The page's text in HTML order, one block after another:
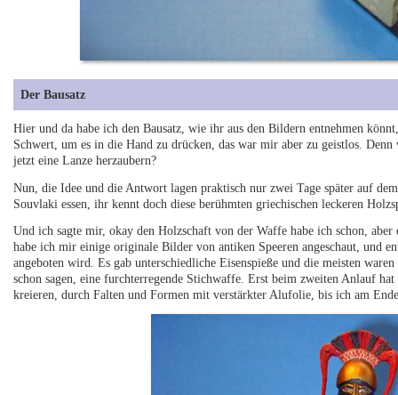
Der Bausatz
Hier und da habe ich den Bausatz, wie ihr aus den Bildern entnehmen
Schwert, um es in die Hand zu drücken, das war mir aber zu geistlos.
jetzt eine Lanze herzaubern?
Nun, die Idee und die Antwort lagen praktisch nur zwei Tage später auf
Souvlaki essen, ihr kennt doch diese berühmten griechischen leckeren
Und ich sagte mir, okay den Holzschaft von der Waffe habe ich schon,
habe ich mir einige originale Bilder von antiken Speeren angeschaut, und
angeboten wird. Es gab unterschiedliche Eisenspieße und die meisten
schon sagen, eine furchterregende Stichwaffe. Erst beim zweiten Anlauf
kreieren, durch Falten und Formen mit verstärkter Alufolie, bis ich am